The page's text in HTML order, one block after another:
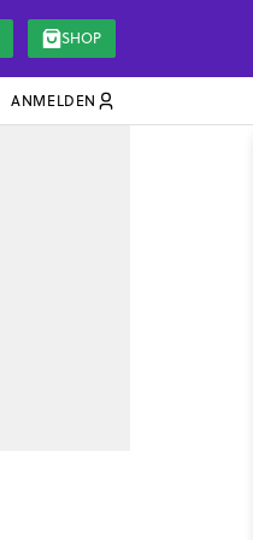
SHOP
ANMELDEN